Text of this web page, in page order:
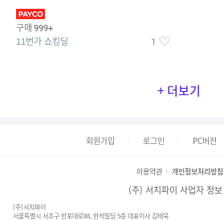
구매 999+
11번가 쇼킹딜 1
+ 더보기
회원가입 로그인 PC버전
이용약관 개인정보처리방침
(주) 서치파이 사업자 정보
(주)서치파이
서울특별시 서초구 반포대로88, 반석빌딩 5층 대표이사 김태묵